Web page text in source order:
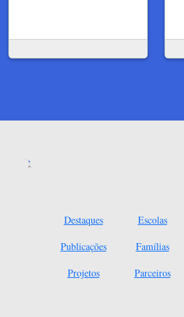
Destaques
Publicações
Projetos
Escolas
Famílias
Parceiros